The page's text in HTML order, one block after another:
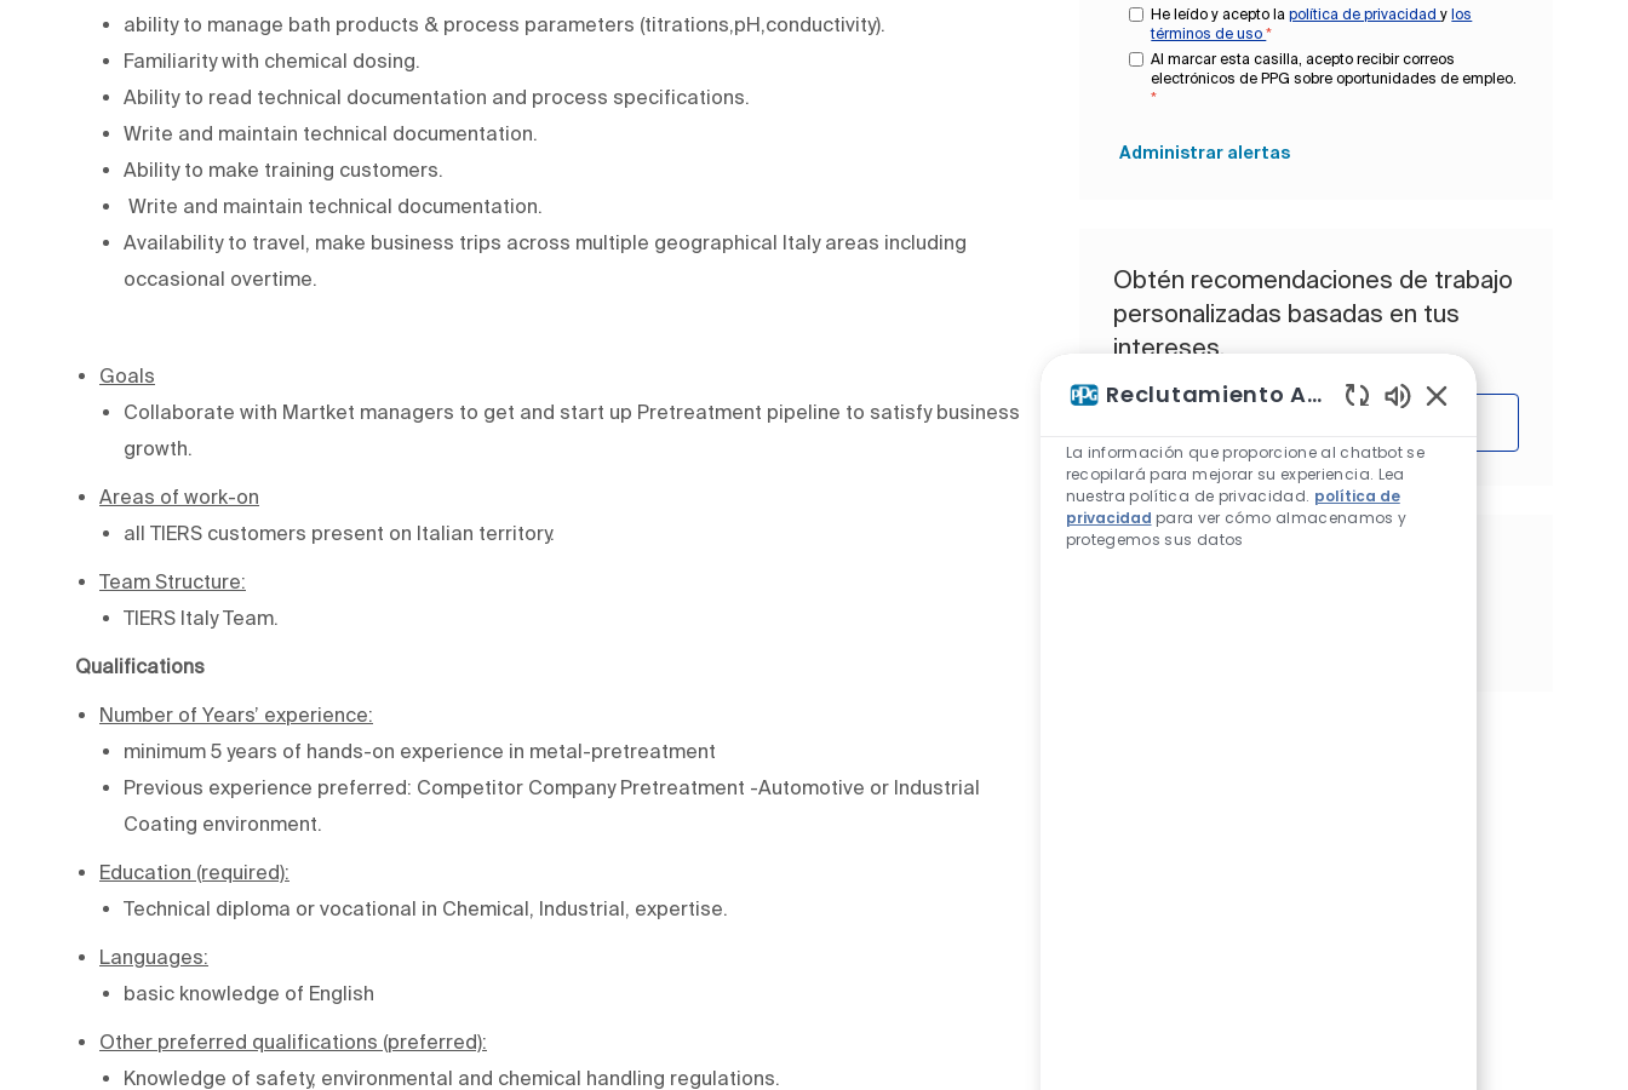
ability to manage bath products & process parameters (titrations,pH,conductivity).
Familiarity with chemical dosing.
Ability to read technical documentation and process specifications.
Write and maintain technical documentation.
Ability to make training customers.
Write and maintain technical documentation.
Availability to travel, make business trips across multiple geographical Italy areas including
occasional overtime.
Goals
Collaborate with Martket managers to get and start up Pretreatment pipeline to satisfy business
growth.
Areas of work-on
all TIERS customers present on Italian territory.
Team Structure:
TIERS Italy Team.
Qualifications
Number of Years’ experience:
minimum 5 years of hands-on experience in metal-pretreatment
Previous experience preferred: Competitor Company Pretreatment -Automotive or Industrial
Coating environment.
Education (required):
Technical diploma or vocational in Chemical, Industrial, expertise.
Languages:
basic knowledge of English
Other preferred qualifications (preferred):
Knowledge of safety, environmental and chemical handling regulations.
He leído y acepto lapolítica de privacidadylos
términos de uso*
Al marcar esta casilla, acepto recibir correos
electrónicos de PPG sobre oportunidades de empleo.
*
Administrar alertas
Obtén recomendaciones de trabajo
personalizadas basadas en tus
intereses.
Reclutamiento Asistente de IA
La información que proporcione al chatbot se
recopilará para mejorar su experiencia. Lea
nuestra política de privacidad. política de
privacidad para ver cómo almacenamos y
protegemos sus datos